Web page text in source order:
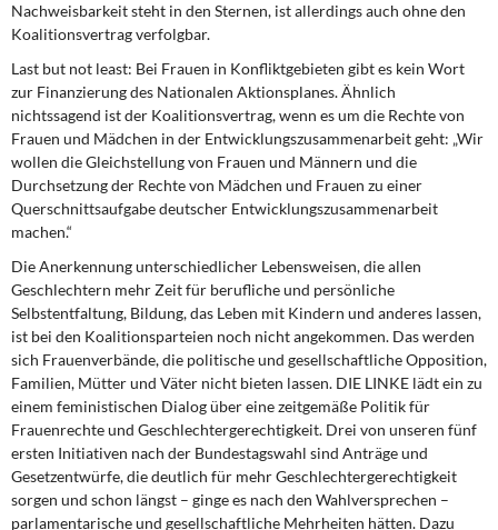
Nachweisbarkeit steht in den Sternen, ist allerdings auch ohne den
Koalitionsvertrag verfolgbar.
Last but not least: Bei Frauen in Konfliktgebieten gibt es kein Wort
zur Finanzierung des Nationalen Aktionsplanes. Ähnlich
nichtssagend ist der Koalitionsvertrag, wenn es um die Rechte von
Frauen und Mädchen in der Entwicklungszusammenarbeit geht: „Wir
wollen die Gleichstellung von Frauen und Männern und die
Durchsetzung der Rechte von Mädchen und Frauen zu einer
Querschnittsaufgabe deutscher Entwicklungszusammenarbeit
machen.“
Die Anerkennung unterschiedlicher Lebensweisen, die allen
Geschlechtern mehr Zeit für berufliche und persönliche
Selbstentfaltung, Bildung, das Leben mit Kindern und anderes lassen,
ist bei den Koalitionsparteien noch nicht angekommen. Das werden
sich Frauenverbände, die politische und gesellschaftliche Opposition,
Familien, Mütter und Väter nicht bieten lassen. DIE LINKE lädt ein zu
einem feministischen Dialog über eine zeitgemäße Politik für
Frauenrechte und Geschlechtergerechtigkeit. Drei von unseren fünf
ersten Initiativen nach der Bundestagswahl sind Anträge und
Gesetzentwürfe, die deutlich für mehr Geschlechtergerechtigkeit
sorgen und schon längst – ginge es nach den Wahlversprechen –
parlamentarische und gesellschaftliche Mehrheiten hätten. Dazu